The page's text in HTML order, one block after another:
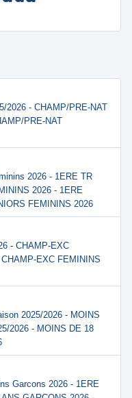
2026 - CHAMP/PRE-NAT
PRE-NAT
2026 - 1ERE TR
2026 - 1ERE
FEMININS 2026
- CHAMP-EXC
EXC FEMININS
2025/2026 - MOINS
2026 - MOINS DE 18
Garcons 2026 - 1ERE